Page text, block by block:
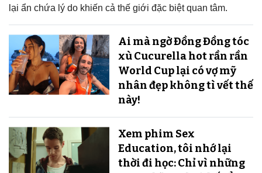
lại ẩn chứa lý do khiến cả thế giới đặc biệt quan tâm.
Ai mà ngờ Đồng Đồng tóc
xù Cucurella hot rần rần
World Cup lại có vợ mỹ
nhân đẹp không tì vết thế
này!
Xem phim Sex
Education, tôi nhớ lại
thời đi học: Chỉ vì những